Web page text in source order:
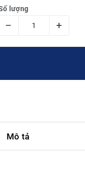
lượng
– +
Mô tả